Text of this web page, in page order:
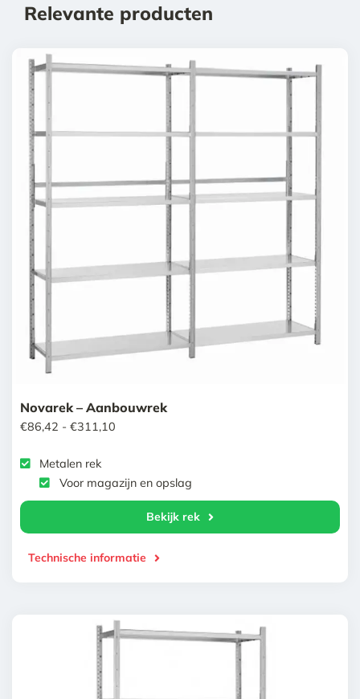
Relevante producten
Novarek – Aanbouwrek
€86,42 - €311,10Prijsklasse:
€311,10
Metalen rek
Voor magazijn en opslag
Bekijk rek
Technische informatie